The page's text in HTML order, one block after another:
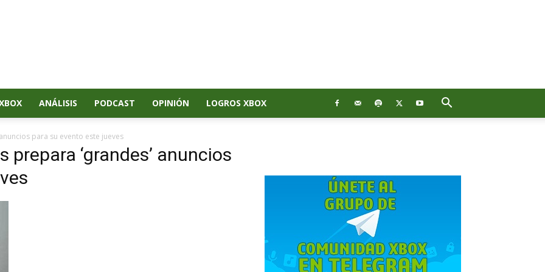
ANÁLISIS PODCAST OPINIÓN LOGROS XBOX
para su evento este jueves
‘grandes’ anuncios